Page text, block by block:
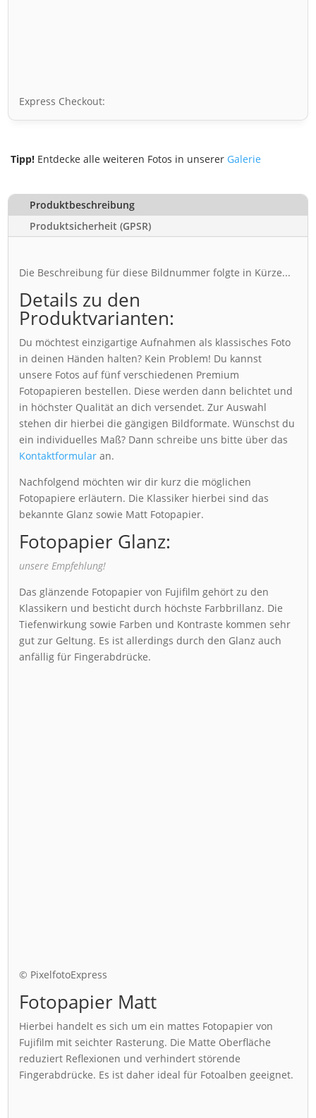
Express Checkout:
Tipp! Entdecke alle weiteren Fotos in unserer Galerie
Produktbeschreibung
Produktsicherheit (GPSR)
Die Beschreibung für diese Bildnummer folgte in Kürze...
Details zu den
Produktvarianten:
Du möchtest einzigartige Aufnahmen als klassisches Foto
in deinen Händen halten? Kein Problem! Du kannst
unsere Fotos auf fünf verschiedenen Premium
Fotopapieren bestellen. Diese werden dann belichtet und
in höchster Qualität an dich versendet. Zur Auswahl
stehen dir hierbei die gängigen Bildformate. Wünschst du
ein individuelles Maß? Dann schreibe uns bitte über das
Kontaktformular an.
Nachfolgend möchten wir dir kurz die möglichen
Fotopapiere erläutern. Die Klassiker hierbei sind das
bekannte Glanz sowie Matt Fotopapier.
Fotopapier Glanz:
unsere Empfehlung!
Das glänzende Fotopapier von Fujifilm gehört zu den
Klassikern und besticht durch höchste Farbbrillanz. Die
Tiefenwirkung sowie Farben und Kontraste kommen sehr
gut zur Geltung. Es ist allerdings durch den Glanz auch
anfällig für Fingerabdrücke.
© PixelfotoExpress
Fotopapier Matt
Hierbei handelt es sich um ein mattes Fotopapier von
Fujifilm mit seichter Rasterung. Die Matte Oberfläche
reduziert Reflexionen und verhindert störende
Fingerabdrücke. Es ist daher ideal für Fotoalben geeignet.